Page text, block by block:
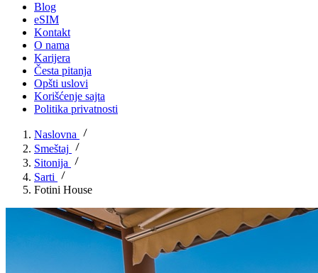
Blog
eSIM
Kontakt
O nama
Karijera
Česta pitanja
Opšti uslovi
Korišćenje sajta
Politika privatnosti
Naslovna
Smeštaj
Sitonija
Sarti
Fotini House